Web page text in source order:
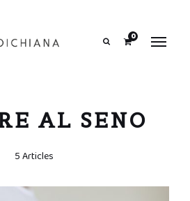
0
AL SENO
5 Articles